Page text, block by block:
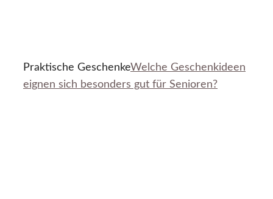
Praktische GeschenkeWelche Geschenkideen
eignen sich besonders gut für Senioren?